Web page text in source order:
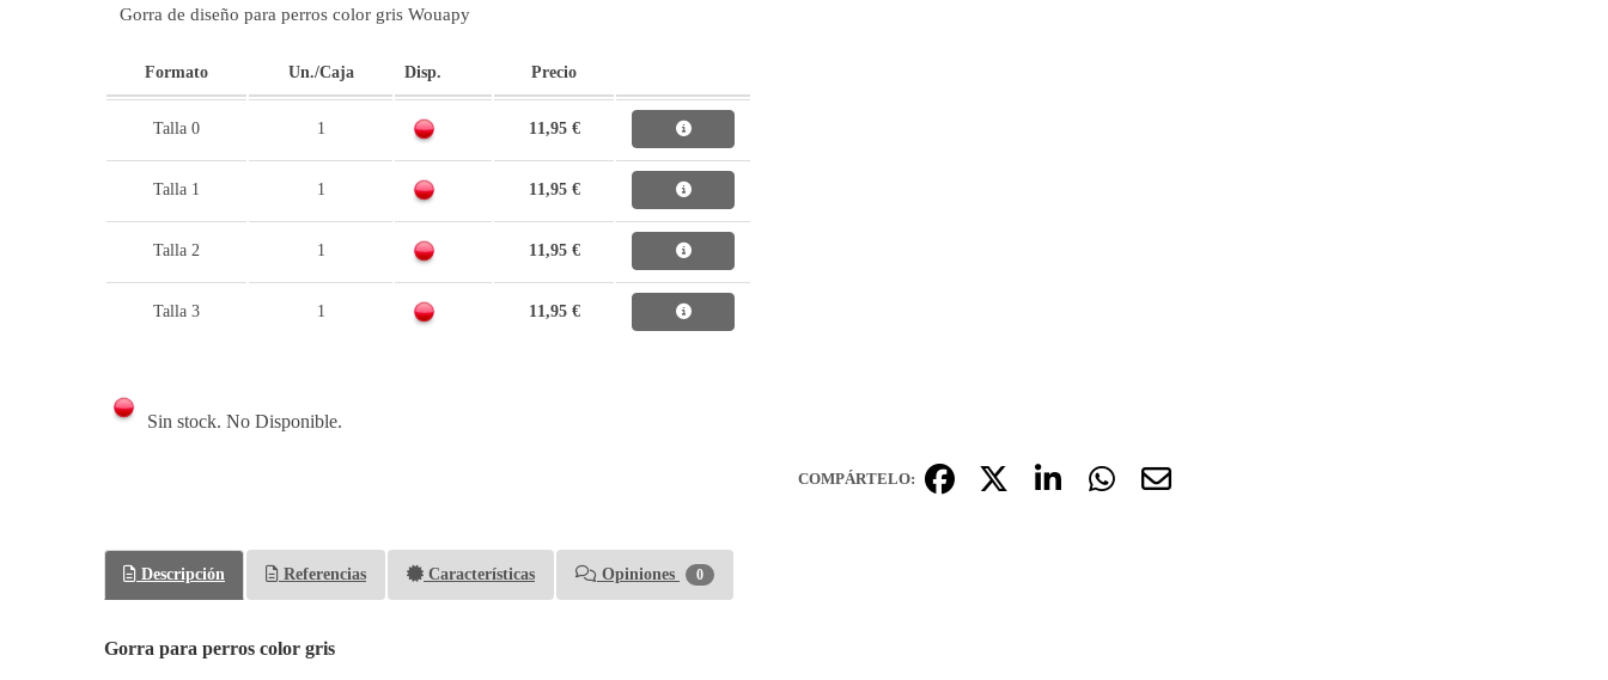
Gorra de diseño para perros color gris Wouapy
Formato Un./Caja Disp. Precio
Talla 0 1 11,95 €
Talla 1 1 11,95 €
Talla 2 1 11,95 €
Talla 3 1 11,95 €
Sin stock. No Disponible.
COMPÁRTELO:
Descripción Referencias Características Opiniones 0
Gorra para perros color gris